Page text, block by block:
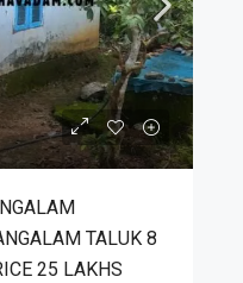
TALUK 8
25 LAKHS